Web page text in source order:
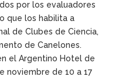
por los evaluadores
que los habilita a
de Clubes de Ciencia,
de Canelones.
el Argentino Hotel de
noviembre de 10 a 17